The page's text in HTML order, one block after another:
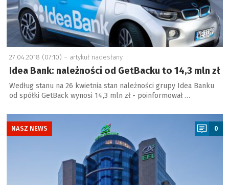
27.04.2018 (07:10) – artykuł nadesłany
Idea Bank: należności od GetBacku to 14,3 mln zł
Według stanu na 26 kwietnia stan należności grupy Idea Banku
od spółki GetBack wynosi 14,3 mln zł - poinformował …
a
NASZ NEWS 0